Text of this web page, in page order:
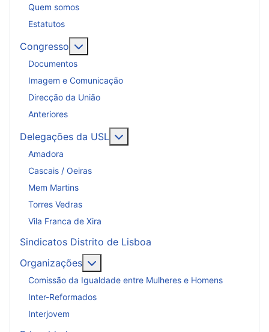
Quem somos
Estatutos
Congresso
Documentos
Imagem e Comunicação
Direcção da União
Anteriores
Delegações da USL
Amadora
Cascais / Oeiras
Mem Martins
Torres Vedras
Vila Franca de Xira
Sindicatos Distrito de Lisboa
Organizações
Comissão da Igualdade entre Mulheres e Homens
Inter-Reformados
Interjovem